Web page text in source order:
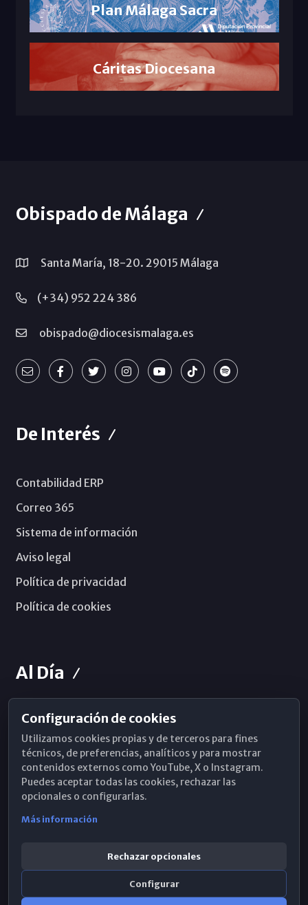
Plan Málaga Sacra
Cáritas Diocesana
Obispado de Málaga
Santa María, 18-20. 29015 Málaga
(+34) 952 224 386
obispado@diocesismalaga.es
De Interés
Contabilidad ERP
Correo 365
Sistema de información
Aviso legal
Política de privacidad
Política de cookies
Al Día
Horarios de Misa
Hemeroteca
WhatsApp
Configuración de cookies
Utilizamos cookies propias y de terceros para fines
técnicos, de preferencias, analíticos y para mostrar
contenidos externos como YouTube, X o Instagram.
Puedes aceptar todas las cookies, rechazar las
opcionales o configurarlas.
Más información
Rechazar opcionales
Configurar